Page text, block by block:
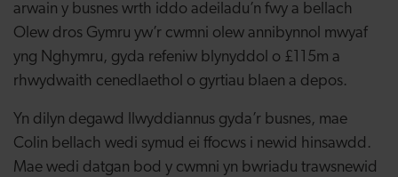
arwain y busnes wrth iddo adeiladu’n fwy a bellach
Olew dros Gymru yw’r cwmni olew annibynnol mwyaf
yng Nghymru, gyda refeniw blynyddol o £115m a
rhwydwaith cenedlaethol o gyrtiau blaen a depos.
Yn dilyn degawd llwyddiannus gyda’r busnes, mae
Colin bellach wedi symud ei ffocws i newid hinsawdd.
Mae wedi datgan bod y cwmni yn bwriadu trawsnewid